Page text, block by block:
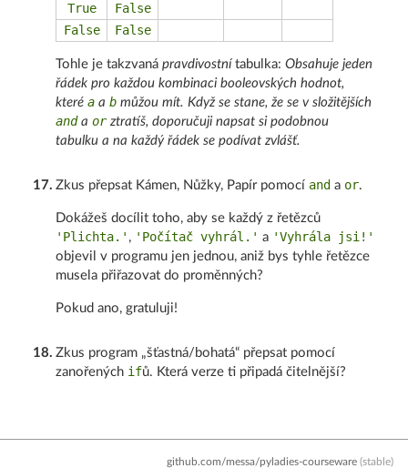
True
False
False
False
Tohle je takzvanápravdivostnítabulka:Obsahuje jeden
řádek pro každou kombinaci booleovských hodnot,
kteréa ab můžou mít. Když se stane, že se v složitějších
andaorztratíš, doporučuji napsat si podobnou
tabulku a na každý řádek se podívat zvlášť.
17. Zkus přepsat Kámen, Nůžky, Papír pomocí and a or.
Dokážeš docílit toho, aby se každý z řetězců
'Plichta.' , 'Počítač vyhrál.' a 'Vyhrála jsi!'
objevil v programu jen jednou, aniž bys tyhle řetězce
musela přiřazovat do proměnných?
Pokud ano, gratuluji!
18. Zkus program „šťastná/bohatá“ přepsat pomocí
zanořených ifů. Která verze ti připadá čitelnější?
github.com/messa/pyladies-courseware (stable)